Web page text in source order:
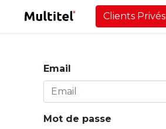
Clients Privés
Email
Mot de passe